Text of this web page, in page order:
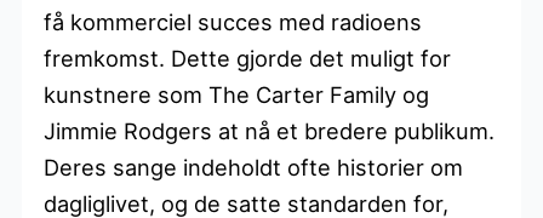
få kommerciel succes med radioens
fremkomst. Dette gjorde det muligt for
kunstnere som The Carter Family og
Jimmie Rodgers at nå et bredere publikum.
Deres sange indeholdt ofte historier om
dagliglivet, og de satte standarden for,